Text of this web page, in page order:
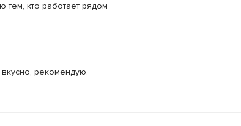
кто работает рядом
рекомендую.